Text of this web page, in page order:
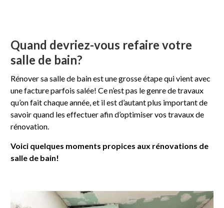
Quand devriez-vous refaire votre
salle de bain?
Rénover sa salle de bain est une grosse étape qui vient avec
une facture parfois salée! Ce n’est pas le genre de travaux
qu’on fait chaque année, et il est d’autant plus important de
savoir quand les effectuer afin d’optimiser vos travaux de
rénovation.
Voici quelques moments propices aux rénovations de
salle de bain!